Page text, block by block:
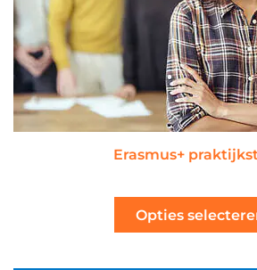
Erasmus+
Opties